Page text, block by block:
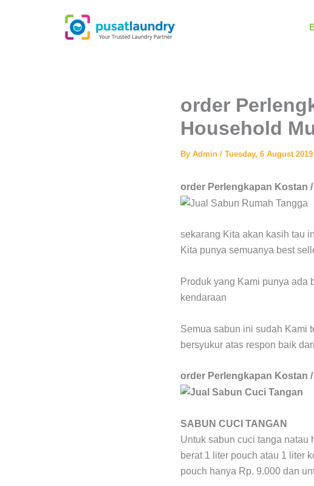
order
Household
By Admin / Tuesday, 6 August 2019
order Perlengkapan Kostan
sekarang Kita akan kasih tau
Kita punya semuanya best
Produk yang Kami punya ada
kendaraan
Semua sabun ini sudah Kami
bersyukur atas respon baik
order Perlengkapan Kostan
SABUN CUCI TANGAN
Untuk sabun cuci tanga
berat 1 liter pouch atau 1 liter
pouch hanya Rp. 9.000 dan